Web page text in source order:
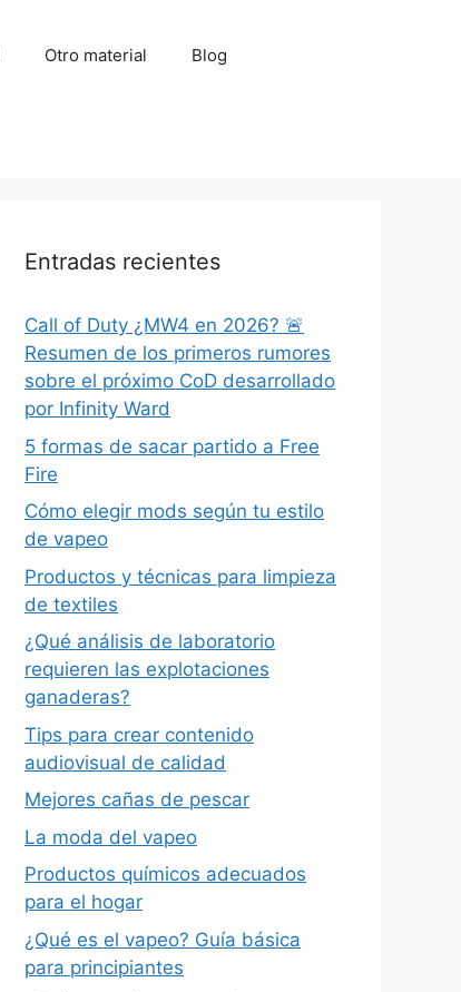
Otro material Blog
Entradas recientes
Call of Duty ¿MW4 en 2026? 🚨
Resumen de los primeros rumores
sobre el próximo CoD desarrollado
por Infinity Ward
5 formas de sacar partido a Free
Fire
Cómo elegir mods según tu estilo
de vapeo
Productos y técnicas para limpieza
de textiles
¿Qué análisis de laboratorio
requieren las explotaciones
ganaderas?
Tips para crear contenido
audiovisual de calidad
Mejores cañas de pescar
La moda del vapeo
Productos químicos adecuados
para el hogar
¿Qué es el vapeo? Guía básica
para principiantes